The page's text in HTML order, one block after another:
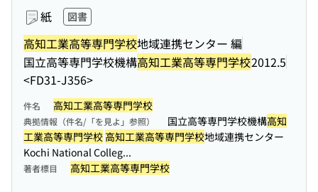
紙 図書
高知工業高等専門学校地域連携センター 編
国立高等専門学校機構高知工業高等専門学校2012.5
<FD31-J356>
件名 高知工業高等専門学校
典拠情報（件名/「を見よ」参照） 国立高等専門学校機構高知
工業高等専門学校 高知工業高等専門学校地域連携センター
Kochi National Colleg...
著者標目 高知工業高等専門学校